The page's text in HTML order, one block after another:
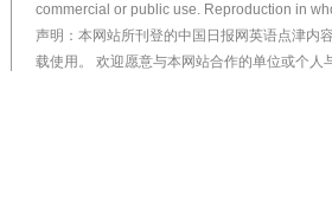
commercial or public use. Reproduction in
声明：本网站所刊登的中国日报网英语点津内
载使用。 欢迎愿意与本网站合作的单位或个人